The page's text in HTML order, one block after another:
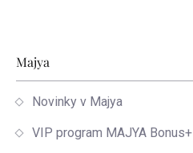
Zápätie
Majya
Novinky v Majya
VIP program MAJYA Bonus+